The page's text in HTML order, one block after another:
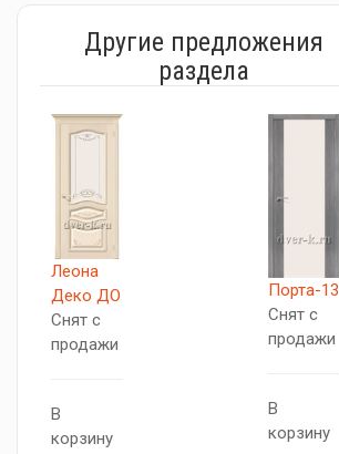
Другие предложения
раздела
Леона
Деко ДО
Снят с
продажи
В
корзину
Порта-13
Снят с
продажи
В
корзину